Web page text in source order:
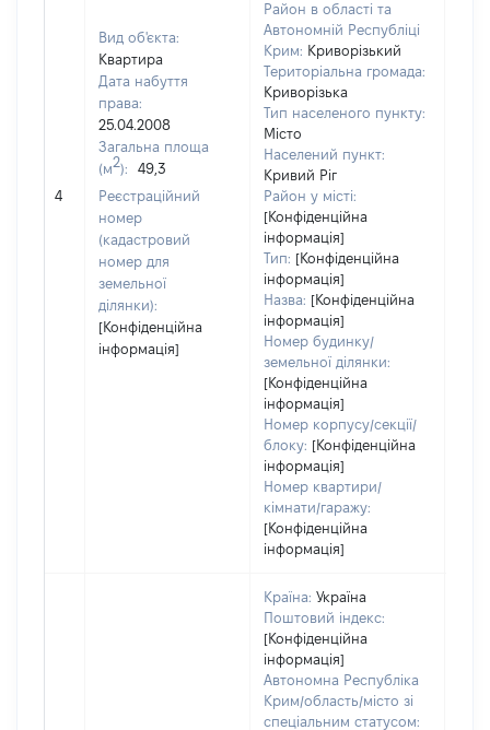
4
Вид об'єкта:
Квартира
Дата набуття
права:
25.04.2008
Загальна площа
(м2):
49,3
Реєстраційний
номер
(кадастровий
номер для
земельної
ділянки):
[Конфіденційна
інформація]
Район в області та
Автономній Республіці
Крим: Криворізький
Територіальна громада:
Криворізька
Тип населеного пункту:
Місто
Населений пункт:
Кривий Ріг
Район у місті:
[Конфіденційна
інформація]
Тип: [Конфіденційна
інформація]
Назва: [Конфіденційна
інформація]
Номер будинку/
земельної ділянки:
[Конфіденційна
інформація]
Номер корпусу/секції/
блоку: [Конфіденційна
інформація]
Номер квартири/
кімнати/гаражу:
[Конфіденційна
інформація]
Країна: Україна
Поштовий індекс:
[Конфіденційна
інформація]
Автономна Республіка
Крим/область/місто зі
спеціальним статусом: